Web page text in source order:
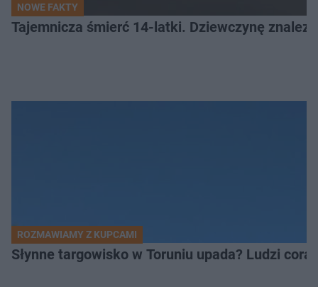
NOWE FAKTY
Tajemnicza śmierć 14-latki. Dziewczynę
ROZMAWIAMY Z KUPCAMI
Słynne targowisko w Toruniu upada? Ludzi